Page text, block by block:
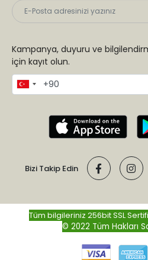
Kampanya, duyuru ve
için kayıt olun.
Bizi Takip Edin
Tüm bilgileriniz 256bit SSL
© 2022 Tüm Hakları